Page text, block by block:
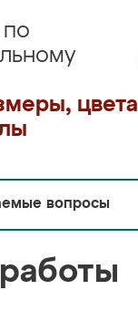
по
цвета
вопросы